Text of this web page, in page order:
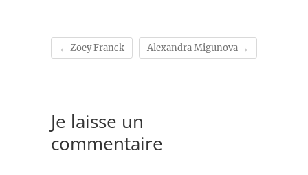
← Zoey Franck Alexandra Migunova →
Je laisse un
commentaire